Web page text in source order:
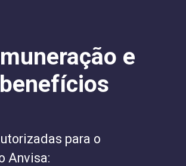
e
benefícios
para o
Anvisa: